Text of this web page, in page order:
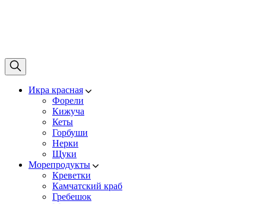
Икра красная
Форели
Кижуча
Кеты
Горбуши
Нерки
Щуки
Морепродукты
Креветки
Камчатский краб
Гребешок